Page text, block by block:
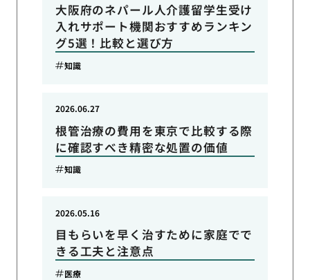
大阪府のネパール人介護留学生受け
入れサポート機関おすすめランキン
グ5選！比較と選び方
知識
根管治療の費用を東京で比較する際
に確認すべき精密な処置の価値
2026.06.27
知識
目もらいを早く治すために家庭でで
きる工夫と注意点
2026.05.16
医療